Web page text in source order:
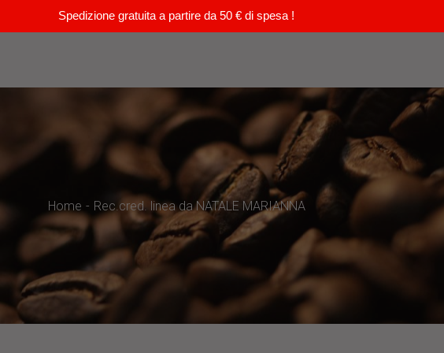
Spedizione gratuita a partire da 50 € di spesa !
Home Rec.cred. linea da NATALE MARIANNA